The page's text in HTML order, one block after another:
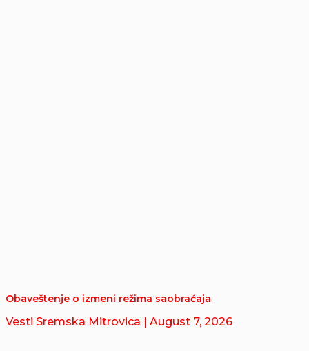
Obaveštenje o izmeni režima saobraćaja
Vesti Sremska Mitrovica | August 7, 2026